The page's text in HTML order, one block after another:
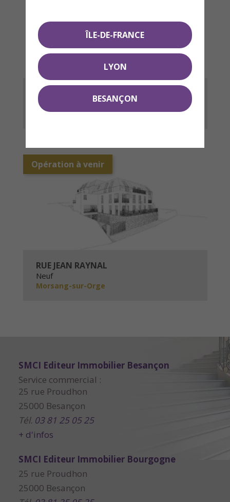
MAISON CROIX-BLANCHE
Neuf
Aulnay-sous-Bois
Opération à venir
RUE JEAN RAYNAL
Neuf
Morsang-sur-Orge
ÎLE-DE-FRANCE
LYON
BESANÇON
SMCI Editeur Immobilier Besançon
Service commercial :
25 rue Proudhon
25000 Besançon
Tél. 03 81 25 05 25
+ d'infos
SMCI Editeur Immobilier Bourgogne
25 rue Proudhon
25000 Besançon